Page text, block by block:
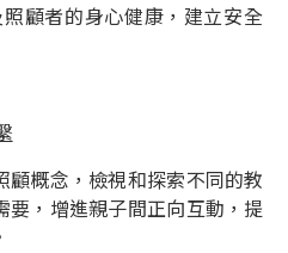
顧者的身心健康，建立安全
概念，檢視和探索不同的教
，增進親子間正向互動，提